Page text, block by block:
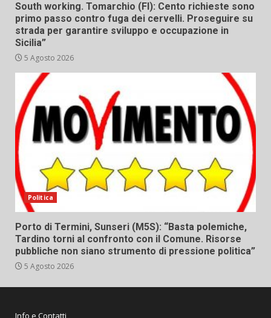
South working. Tomarchio (FI): Cento richieste sono
primo passo contro fuga dei cervelli. Proseguire su
strada per garantire sviluppo e occupazione in
Sicilia”
5 Agosto 2026
Politica
Porto di Termini, Sunseri (M5S): “Basta polemiche,
Tardino torni al confronto con il Comune. Risorse
pubbliche non siano strumento di pressione politica”
5 Agosto 2026
Info e Contatti